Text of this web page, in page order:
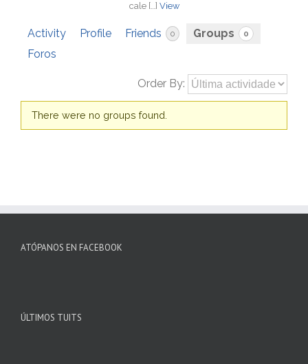
cale […] View
Activity Profile Friends 0 Groups 0
Foros
Order By:
Member's
groups
There were no groups found.
ATÓPANOS EN FACEBOOK
ÚLTIMOS TUITS